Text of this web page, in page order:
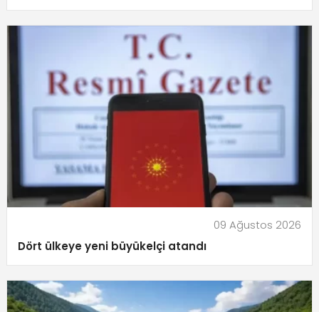
09 Ağustos 2026
Dört ülkeye yeni büyükelçi atandı